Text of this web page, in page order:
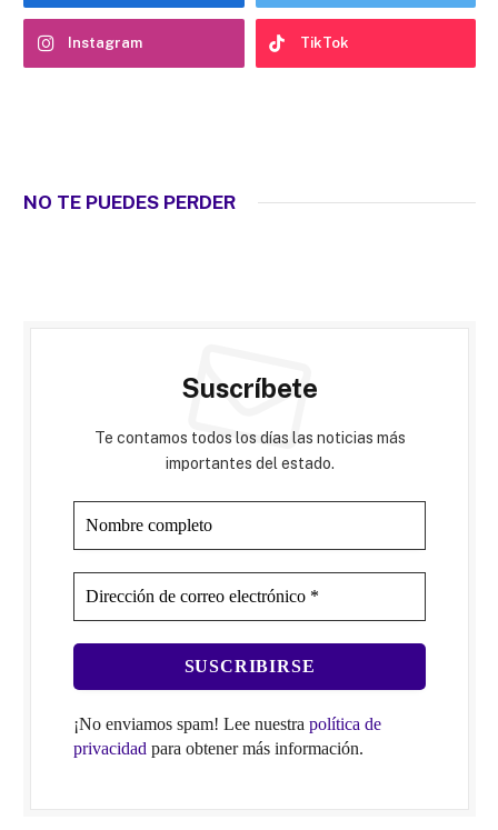
Instagram TikTok
NO TE PUEDES PERDER
Suscríbete
Te contamos todos los días las noticias más
importantes del estado.
¡No enviamos spam! Lee nuestra política de
privacidad para obtener más información.